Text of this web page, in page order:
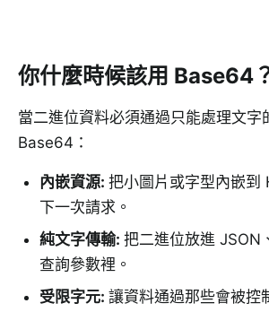
你什麼時候該用 Base64
當二進位資料必須通過只能處理文字
Base64：
內嵌資源: 把小圖片或字型內嵌到
下一次請求。
純文字傳輸: 把二進位放進 JSON
查詢參數裡。
受限字元: 讓資料通過那些會被控